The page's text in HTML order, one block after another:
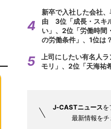
新卒で入社した会社
由 3位「成長・スキ
い」、2位「労働時間
の労働条件」、1位は？
上司にしたい有名人
モリ」、2位「天海祐
J-CASTニュースを
最新情報をチ